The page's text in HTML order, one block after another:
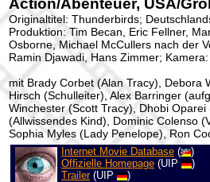
Action/Abenteuer, USA/
Originaltitel: Thunderbirds;
Produktion: Tim Becan, Eric Fellner,
Osborne, Michael McCullers nach der
Ramin Djawadi, Hans Zimmer;
mit Brady Corbet (Alan Tracy),
Hirsch (Schulleiter), Alex Barringer
Winchester (Scott Tracy), Dhobi
(Allwissendes Kind), Dominic Colenso
Sophia Myles (Lady Penelope), Ron
Internet Movie Database (
)
Offizielle Homepage (UIP
)
Trailer(UIP )